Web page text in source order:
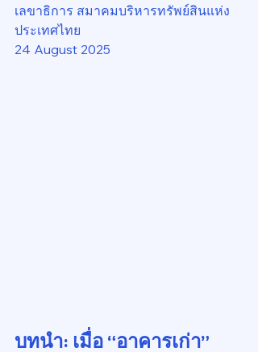
เลขาธิการ สมาคมบริหารทรัพย์สินแห่ง
ประเทศไทย
24 August 2025
บทนำ: เมื่อ “อาคารเก่า”